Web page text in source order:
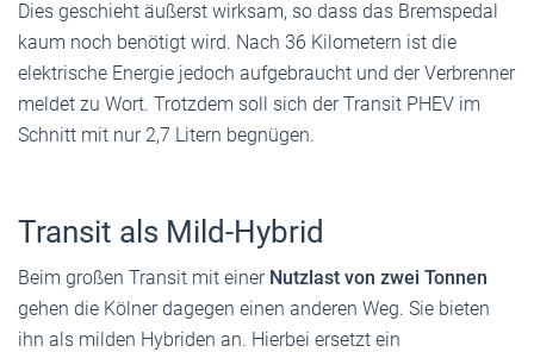
Dies geschieht äußerst wirksam, so dass das Bremspedal
kaum noch benötigt wird. Nach 36 Kilometern ist die
elektrische Energie jedoch aufgebraucht und der Verbrenner
meldet zu Wort. Trotzdem soll sich der Transit PHEV im
Schnitt mit nur 2,7 Litern begnügen.
Transit als Mild-Hybrid
Beim großen Transit mit einer Nutzlast von zwei Tonnen
gehen die Kölner dagegen einen anderen Weg. Sie bieten
ihn als milden Hybriden an. Hierbei ersetzt ein